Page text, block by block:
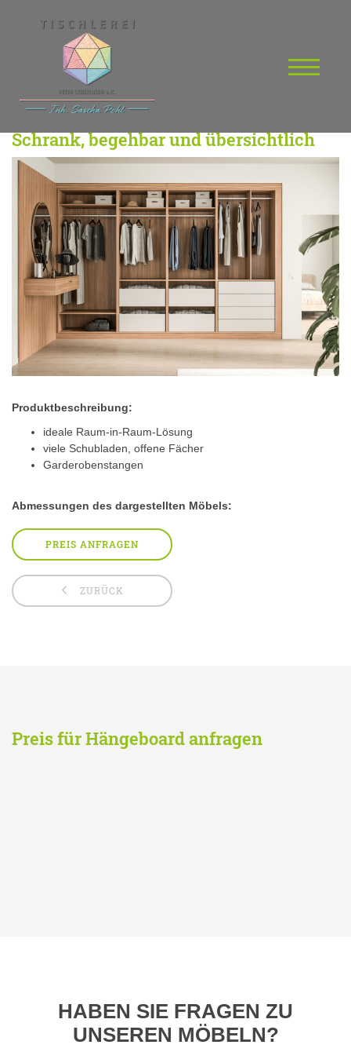
Schrank, begehbar und übersichtlich
Produktbeschreibung:
ideale Raum-in-Raum-Lösung
viele Schubladen, offene Fächer
Garderobenstangen
Abmessungen des dargestellten Möbels:
PREIS ANFRAGEN
ZURÜCK
Preis für Hängeboard anfragen
HABEN SIE FRAGEN ZU
UNSEREN MÖBELN?